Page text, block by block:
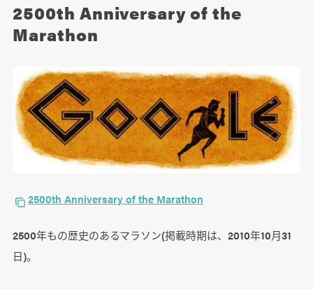
2500th Anniversary of the
Marathon
2500th Anniversary of the Marathon
2500年もの歴史のあるマラソン(掲載時期は、2010年10月31
日)。